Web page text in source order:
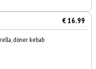
€ 16.99
döner kebab